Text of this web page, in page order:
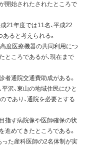
開始されたされたところで
21年度では11名、平成22
ると考えられる。
度医療機器の共同利用につ
ところであるが、現在まで
者通院交通費助成がある。
平沢、東山の地域住民にひと
であり、通院を必要とする
指す病院像や医師確保の状
進めてきたところである。
った産科医師の2名体制が実